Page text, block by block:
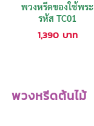
พวงหรีดของใช้พระ
รหัส TC01
1,390 บาท
พวงหรีดต้นไม้